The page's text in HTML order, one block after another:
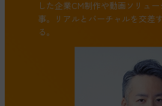
した企業CM制作や動画ソリュ
事。リアルとバーチャルを交差
る。